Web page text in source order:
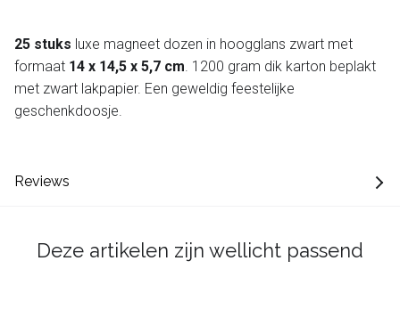
25 stuks luxe magneet dozen in hoogglans zwart met
formaat 14 x 14,5 x 5,7 cm. 1200 gram dik karton beplakt
met zwart lakpapier. Een geweldig feestelijke
geschenkdoosje.
Reviews
Deze artikelen zijn wellicht passend